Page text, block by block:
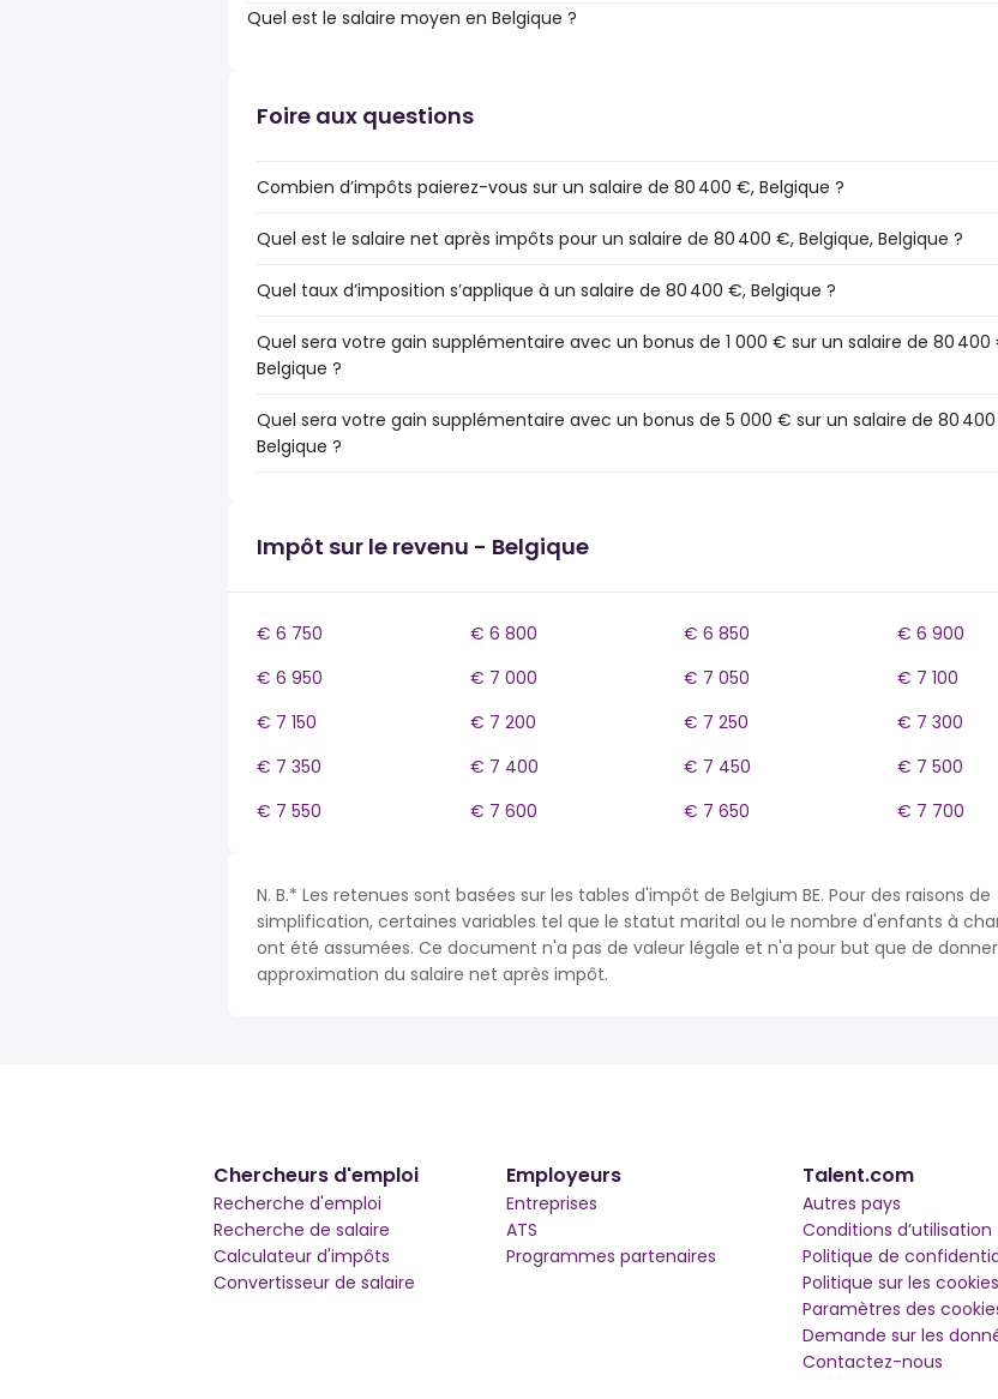
Quel est le salaire moyen en Belgique ?
Foire aux questions
Combien d’impôts paierez-vous sur un salaire de 80 400 €, Belgique ?
Quel est le salaire net après impôts pour un salaire de 80 400 €, Belgique, Belgique ?
Quel taux d’imposition s’applique à un salaire de 80 400 €, Belgique ?
Quel sera votre gain supplémentaire avec un bonus de 1 000 € sur un salaire de 80 400
Belgique ?
Quel sera votre gain supplémentaire avec un bonus de 5 000 € sur un salaire de 80
Belgique ?
Impôt sur le revenu - Belgique
€ 6 750 € 6 800 € 6 850
€ 6 900
€ 6 950
€ 7 000 € 7 050
€ 7 100
€ 7 150
€ 7 200 € 7 250
€ 7 300
€ 7 350
€ 7 400 € 7 450
€ 7 500
€ 7 550
€ 7 600 € 7 650 € 7 700
N. B.* Les retenues sont basées sur les tables d'impôt de Belgium BE. Pour des raisons de
simplification, certaines variables tel que le statut marital ou le nombre d'enfants à
ont été assumées. Ce document n'a pas de valeur légale et n'a pour but que de
approximation du salaire net après impôt.
Chercheurs d'emploi
Recherche d'emploi
Recherche de salaire
Calculateur d'impôts
Convertisseur de salaire
Employeurs
Entreprises
ATS
Programmes partenaires
Talent.com
Autres pays
Conditions d’utilisation
Politique de
Politique sur les cookies
Paramètres des
Demande sur les
Contactez-nous